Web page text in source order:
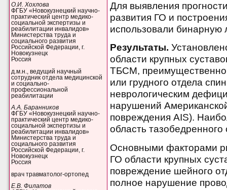
О.И. Хохлова
ФГБУ «Новокузнецкий научно-
практический центр медико-
социальной экспертизы и
реабилитации инвалидов»
Министерства труда и
социального развития
Российской Федерации, г.
Новокузнецк
Россия
д.м.н., ведущий научный
сотрудник отдела медицинской
и социально-
профессиональной
реабилитации
А.А. Баранников
ФГБУ «Новокузнецкий научно-
практический центр медико-
социальной экспертизы и
реабилитации инвалидов»
Министерства труда и
социального развития
Российской Федерации, г.
Новокузнецк
Россия
врач травматолог-ортопед
Е.В. Филатов
Для выявления
развития ГО и
использовали бинарную
Результаты.
области крупных
ТБСМ,
или грудного отдела
неврологическим
нарушений
повреждения AIS).
область
Основными факторами
ГО области крупных
повреждение шейного
полное нарушение